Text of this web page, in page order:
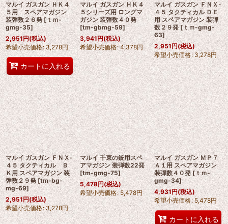
マルイ ガスガン ＨＫ４
５用 スペアマガジン
装弾数２６発 [ｔｍ-
gmg-35]
2,951円(税込)
希望小売価格: 3,278円
カートに入れる
マルイ ガスガン ＨＫ４
５シリーズ用 ロングマ
ガジン 装弾数４０発
[tm-gbmg-59]
3,941円(税込)
希望小売価格: 4,378円
マルイ ガスガン ＦＮＸ-
４５ タクティカル ＤＥ
用 スペアマガジン 装弾
数２９発 [ｔｍ-gmg-
63]
2,951円(税込)
希望小売価格: 3,278円
マルイ ガスガン ＦＮＸ-
４５ タクティカル Ｂ
Ｋ用 スペアマガジン 装
弾数２９発 [tm-bg-
mg-69]
2,951円(税込)
希望小売価格: 3,278円
マルイ 千束の銃用スペ
アマガジン 装弾数22発
[tm-gmg-75]
5,478円(税込)
希望小売価格: 5,478円
マルイ ガスガン ＭＰ７
Ａ１用 スペアマガジン
装弾数４０発 [ｔｍ-
gmg-34]
4,931円(税込)
希望小売価格: 5,478円
カートに入れる